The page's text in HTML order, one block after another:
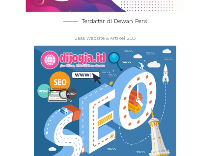
Terdaftar di Dewan Pers
Jasa Website & Artikel SEO